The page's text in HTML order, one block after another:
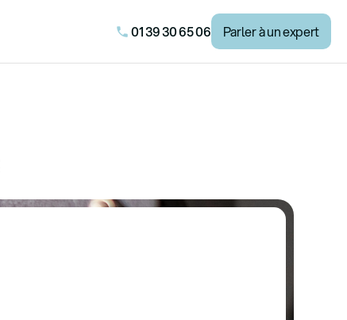
01 39 30 65 06 Parler à un expert